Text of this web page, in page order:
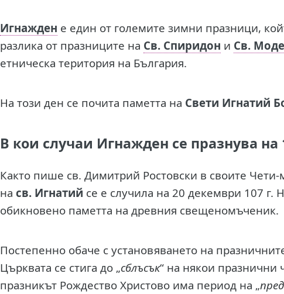
Игнажден е един от големите зимни празници,
разлика от празниците на Св. Спиридон и Св.
етническа територия на България.
На този ден се почита паметта на Свети Игнатий
В кои случаи Игнажден се празнува
Както пише св. Димитрий Ростовски в своите
на св. Игнатий се е случила на 20 декември 107 г.
обикновено паметта на древния свещеномъченик.
Постепенно обаче с установяването на
Църквата се стига до „сблъсък“ на някои празнични
празникът Рождество Христово има период на „